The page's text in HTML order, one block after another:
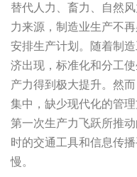
替代人力、畜力、自然
力来源，制造业生产不
安排生产计划。随着制
济出现，标准化和分工
产力得到极大提升。然
集中，缺少现代化的管
第一次生产力飞跃所推
时的交通工具和信息传
慢。